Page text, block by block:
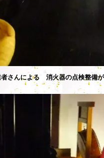
さんによる 消火器の点検整備が